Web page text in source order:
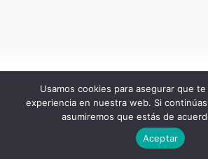
Usamos cookies para asegurar que
experiencia en nuestra web. Si
asumiremos que estás de
Aceptar